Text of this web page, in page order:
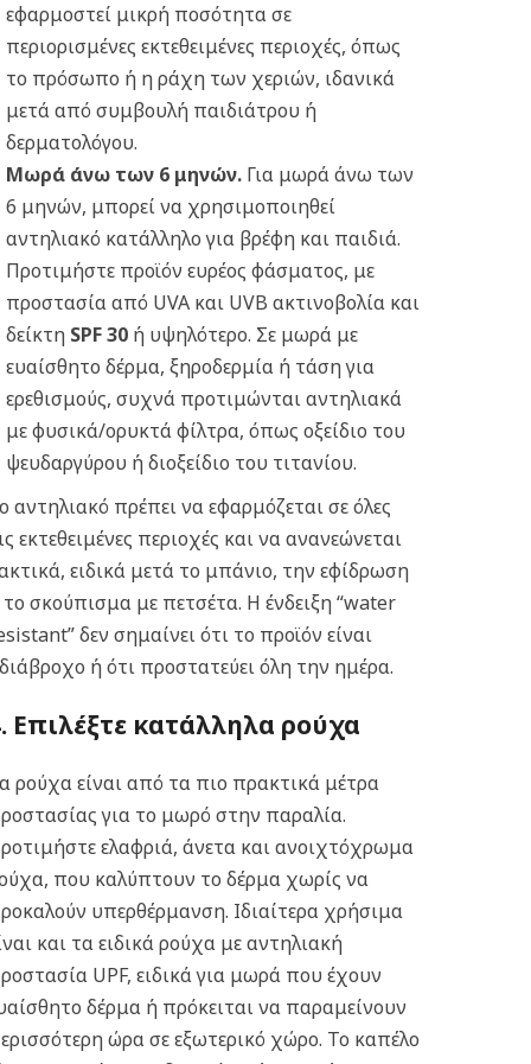
εφαρμοστεί μικρή ποσότητα σε
περιορισμένες εκτεθειμένες περιοχές, όπως
το πρόσωπο ή η ράχη των χεριών, ιδανικά
μετά από συμβουλή παιδιάτρου ή
δερματολόγου.
Μωρά άνω των 6 μηνών. Για μωρά άνω των
6 μηνών, μπορεί να χρησιμοποιηθεί
αντηλιακό κατάλληλο για βρέφη και παιδιά.
Προτιμήστε προϊόν ευρέος φάσματος, με
προστασία από UVA και UVB ακτινοβολία και
δείκτη SPF 30 ή υψηλότερο. Σε μωρά με
ευαίσθητο δέρμα, ξηροδερμία ή τάση για
ερεθισμούς, συχνά προτιμώνται αντηλιακά
με φυσικά/ορυκτά φίλτρα, όπως οξείδιο του
ψευδαργύρου ή διοξείδιο του τιτανίου.
αντηλιακό πρέπει να εφαρμόζεται σε όλες
εκτεθειμένες περιοχές και να ανανεώνεται
ειδικά μετά το μπάνιο, την εφίδρωση
σκούπισμα με πετσέτα. Η ένδειξη “water
δεν σημαίνει ότι το προϊόν είναι
ή ότι προστατεύει όλη την ημέρα.
Επιλέξτε κατάλληλα ρούχα
ρούχα είναι από τα πιο πρακτικά μέτρα
για το μωρό στην παραλία.
ελαφριά, άνετα και ανοιχτόχρωμα
που καλύπτουν το δέρμα χωρίς να
υπερθέρμανση. Ιδιαίτερα χρήσιμα
και τα ειδικά ρούχα με αντηλιακή
UPF, ειδικά για μωρά που έχουν
δέρμα ή πρόκειται να παραμείνουν
ώρα σε εξωτερικό χώρο. Το καπέλο